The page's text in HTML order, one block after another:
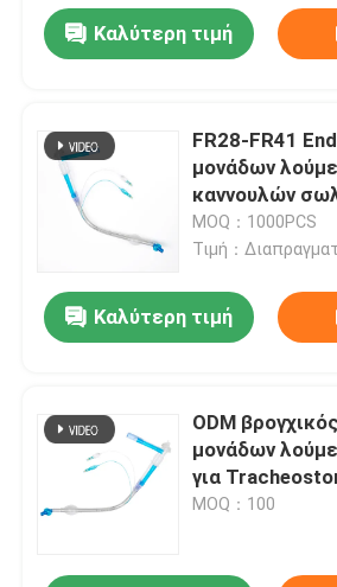
Καλύτερη τιμή
FR28-FR41
μονάδων
καννουλών
MOQ：1000PCS
Τιμή：
Καλύτερη τιμή
ODM
μονάδων
για
MOQ：100